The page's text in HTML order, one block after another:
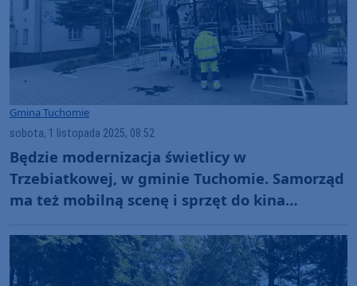
Gmina Tuchomie
sobota, 1 listopada 2025, 08:52
Będzie modernizacja świetlicy w
Trzebiatkowej, w gminie Tuchomie. Samorząd
ma też mobilną scenę i sprzęt do kina